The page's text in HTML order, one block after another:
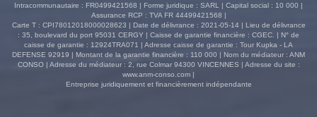
Intracommunautaire : FR0499421568 | Forme juridique : SARL | Capital social : 10 000 |
Assurance RCP : TVA FR 44499421568 |
Carte T : CPI78012018000028623 | Date de délivrance : 2021-05-14 | Lieu de délivrance
: 35, boulevard du port 95031 CERGY | Caisse de garantie financière : CGEC. | N° de
caisse de garantie : 12924TRA071 | Adresse caisse de garantie : Tour Kupka - LA
DEFENSE 92919 | Montant de la garantie financière : 110 000 | Nom du médiateur : ANM
CONSO | Adresse du médiateur : 2, rue Colmar 94300 VINCENNES | Adresse du site :
www.anm-conso.com |
Entreprise juridiquement et financièrement indépendante